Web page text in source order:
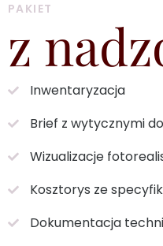
PAKIET
z
Inwentaryzacja
Brief z wytycznymi
Wizualizacje
Kosztorys ze
Dokumentacja